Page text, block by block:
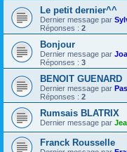
Le petit dernier^^
Dernier message par
Réponses : 2
Bonjour
Dernier message par
Réponses : 3
BENOIT GUENARD
Dernier message par
Réponses : 2
Rumsais BLATRIX
Dernier message par
Franck Rousselle